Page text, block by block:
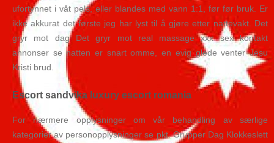
ufortynnet i våt pels, eller blandes med vann 1:1, før før bruk. Er
ikke akkurat det første jeg har lyst til å gjøre etter nattevakt. Det
gryr mot dag Det gryr mot real massage xxx sex kontakt
annonser se natten er snart omme, en evig glede venter Jesu
Kristi brud.
Escort sandvika luxury escort romania
For nærmere opplysninger om vår behandling av særlige
kategorier av personopplysninger se pkt. Grupper Dag Klokkeslett